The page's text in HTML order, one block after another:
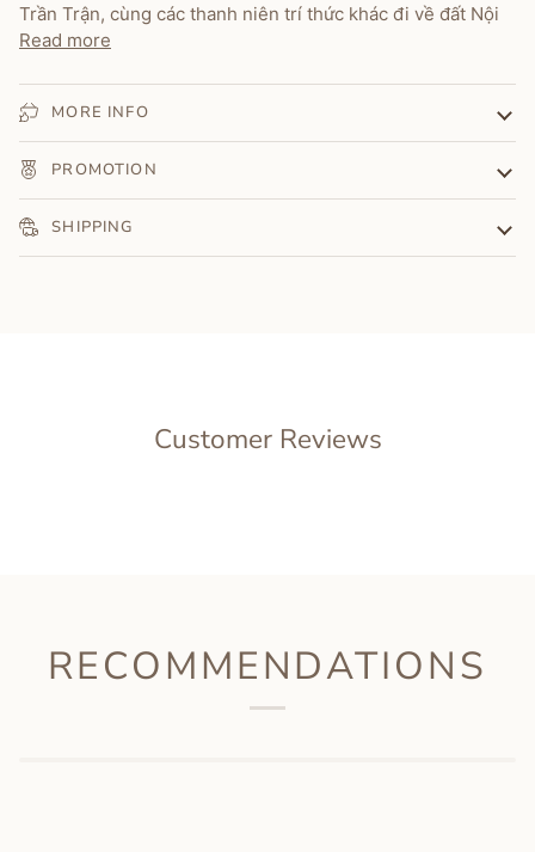
Trần Trận, cùng các thanh niên trí thức khác đi về đất Nội
Read more
MORE INFO
PROMOTION
SHIPPING
Customer Reviews
RECOMMENDATIONS